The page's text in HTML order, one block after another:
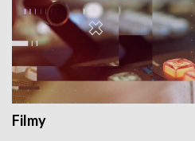
Filmy